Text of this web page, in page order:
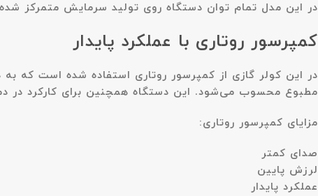
در این مدل تمام توان دستگاه روی تولید سرمایش متمرکز
کمپرسور روتاری با عملکرد پایدار
در این کولر گازی از کمپرسور روتاری استفاده شده است که
مطبوع محسوب می‌شود. این دستگاه همچنین برای کارکرد در
مزایای کمپرسور روتاری:
صدای کمتر
لرزش پایین
عملکرد پایدار